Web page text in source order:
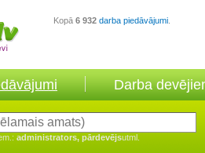
Kopā 6 932 darba piedāvājumi
Darba
administrators, pārdevējsutml.